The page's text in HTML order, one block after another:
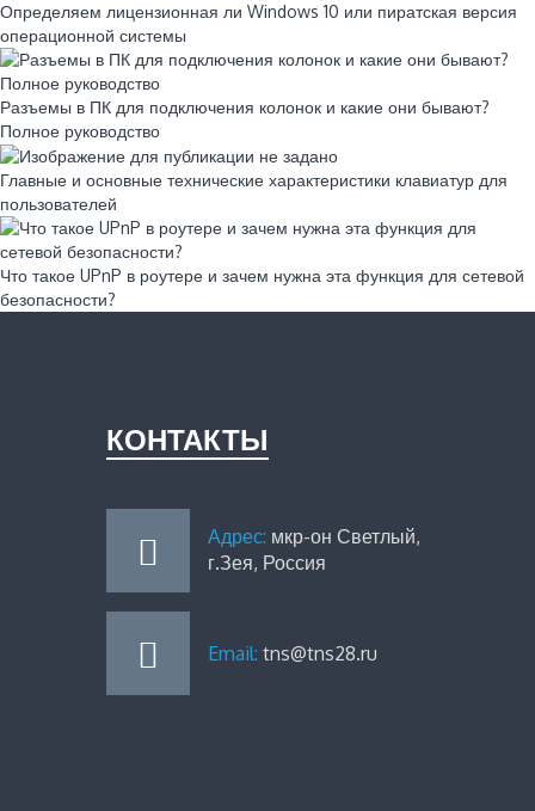
Определяем лицензионная ли Windows 10 или пиратская версия
операционной системы
Разъемы в ПК для подключения колонок и какие они бывают?
Полное руководство
Главные и основные технические характеристики клавиатур для
пользователей
Что такое UPnP в роутере и зачем нужна эта функция для сетевой
безопасности?
КОНТАКТЫ
Адрес: мкр-он Светлый,
г.Зея, Россия
Email: tns@tns28.ru